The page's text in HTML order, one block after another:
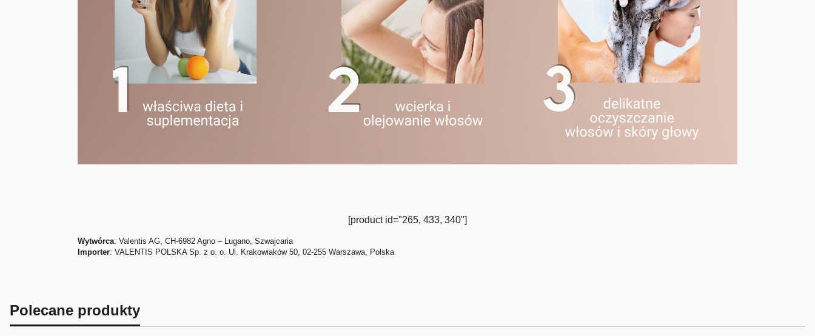
[product id="265, 433, 340"]
Wytwórca: Valentis AG, CH-6982 Agno – Lugano, Szwajcaria
Importer: VALENTIS POLSKA Sp. z o. o. Ul. Krakowiaków 50, 02-255 Warszawa, Polska
Polecane produkty